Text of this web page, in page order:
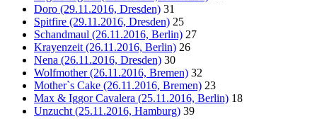
Doro (29.11.2016, Dresden) 31
Spitfire (29.11.2016, Dresden) 25
Schandmaul (26.11.2016, Berlin) 27
Krayenzeit (26.11.2016, Berlin) 26
Nena (26.11.2016, Dresden) 30
Wolfmother (26.11.2016, Bremen) 32
Mother`s Cake (26.11.2016, Bremen) 23
Max & Iggor Cavalera (25.11.2016, Berlin) 18
Unzucht (25.11.2016, Hamburg) 39